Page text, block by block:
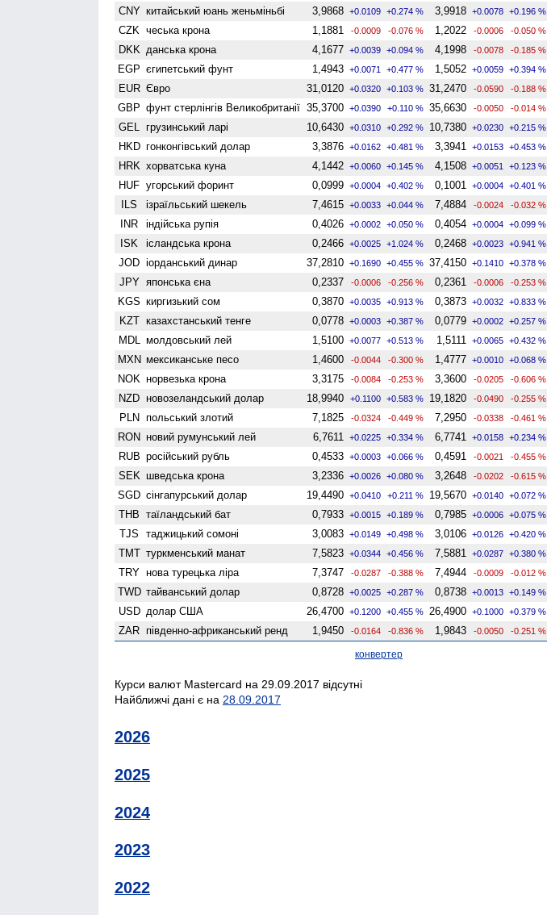
CNY китайський юань женьмiньбi 3,9868 +0.0109 +0.274 % 3,9918 +0.0078 +0.196 %
CZK чеська крона 1,1881 -0.0009 -0.076 % 1,2022 -0.0006 -0.050 %
DKK данська крона 4,1677 +0.0039 +0.094 % 4,1998 -0.0078 -0.185 %
EGP єгипетський фунт 1,4943 +0.0071 +0.477 % 1,5052 +0.0059 +0.394 %
EUR Євро 31,0120 +0.0320 +0.103 % 31,2470 -0.0590 -0.188 %
GBP фунт стерлінгів Велико­британії 35,3700 +0.0390 +0.110 % 35,6630 -0.0050 -0.014 %
GEL грузинський ларі 10,6430 +0.0310 +0.292 % 10,7380 +0.0230 +0.215 %
HKD гонконгівський долар 3,3876 +0.0162 +0.481 % 3,3941 +0.0153 +0.453 %
HRK хорватська куна 4,1442 +0.0060 +0.145 % 4,1508 +0.0051 +0.123 %
HUF угорський форинт 0,0999 +0.0004 +0.402 % 0,1001 +0.0004 +0.401 %
ILS ізраїльський шекель 7,4615 +0.0033 +0.044 % 7,4884 -0.0024 -0.032 %
INR індійська рупія 0,4026 +0.0002 +0.050 % 0,4054 +0.0004 +0.099 %
ISK ісландська крона 0,2466 +0.0025 +1.024 % 0,2468 +0.0023 +0.941 %
JOD іорданський динар 37,2810 +0.1690 +0.455 % 37,4150 +0.1410 +0.378 %
JPY японська єна 0,2337 -0.0006 -0.256 % 0,2361 -0.0006 -0.253 %
KGS киргизький сом 0,3870 +0.0035 +0.913 % 0,3873 +0.0032 +0.833 %
KZT казахстанський тенге 0,0778 +0.0003 +0.387 % 0,0779 +0.0002 +0.257 %
MDL молдовський лей 1,5100 +0.0077 +0.513 % 1,5111 +0.0065 +0.432 %
MXN мексиканське песо 1,4600 -0.0044 -0.300 % 1,4777 +0.0010 +0.068 %
NOK норвезька крона 3,3175 -0.0084 -0.253 % 3,3600 -0.0205 -0.606 %
NZD ново­зеландський долар 18,9940 +0.1100 +0.583 % 19,1820 -0.0490 -0.255 %
PLN польський злотий 7,1825 -0.0324 -0.449 % 7,2950 -0.0338 -0.461 %
RON новий румунський лей 6,7611 +0.0225 +0.334 % 6,7741 +0.0158 +0.234 %
RUB російський рубль 0,4533 +0.0003 +0.066 % 0,4591 -0.0021 -0.455 %
SEK шведська крона 3,2336 +0.0026 +0.080 % 3,2648 -0.0202 -0.615 %
SGD сінгапурський долар 19,4490 +0.0410 +0.211 % 19,5670 +0.0140 +0.072 %
THB таїландський бат 0,7933 +0.0015 +0.189 % 0,7985 +0.0006 +0.075 %
TJS таджицький сомоні 3,0083 +0.0149 +0.498 % 3,0106 +0.0126 +0.420 %
TMT туркменський манат 7,5823 +0.0344 +0.456 % 7,5881 +0.0287 +0.380 %
TRY нова турецька ліра 7,3747 -0.0287 -0.388 % 7,4944 -0.0009 -0.012 %
TWD тайванський долар 0,8728 +0.0025 +0.287 % 0,8738 +0.0013 +0.149 %
USD долар США 26,4700 +0.1200 +0.455 % 26,4900 +0.1000 +0.379 %
ZAR південно-африканський ренд 1,9450 -0.0164 -0.836 % 1,9843 -0.0050 -0.251 %
конвертер
Курси валют Mastercard на 29.09.2017 відсутні
Найближчі дані є на 28.09.2017
2026
2025
2024
2023
2022